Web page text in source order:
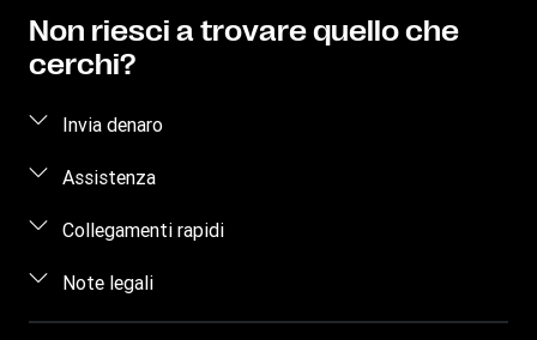
Non riesci a trovare quello che
cerchi?
Invia denaro
Invia denaro online
Traccia trasferimento
Trova agenzie
Assistenza
Domande frequenti
Collegamenti rapidi
Accedi/Registrati
Diventa un agente
Note legali